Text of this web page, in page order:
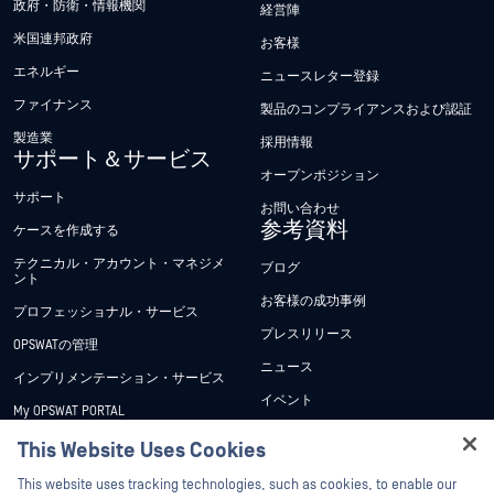
政府・防衛・情報機関
米国連邦政府
エネルギー
ファイナンス
製造業
サポート＆サービス
サポート
ケースを作成する
テクニカル・アカウント・マネジメ
ント
プロフェッショナル・サービス
OPSWATの管理
インプリメンテーション・サービス
My OPSWAT PORTAL
技術文書
トレーニング
経営陣
お客様
ニュースレター登録
製品のコンプライアンスおよび認証
採用情報
オープンポジション
お問い合わせ
参考資料
ブログ
お客様の成功事例
プレスリリース
ニュース
イベント
This Website Uses Cookies
This website uses tracking technologies, such as cookies, to enable our
Hey there!